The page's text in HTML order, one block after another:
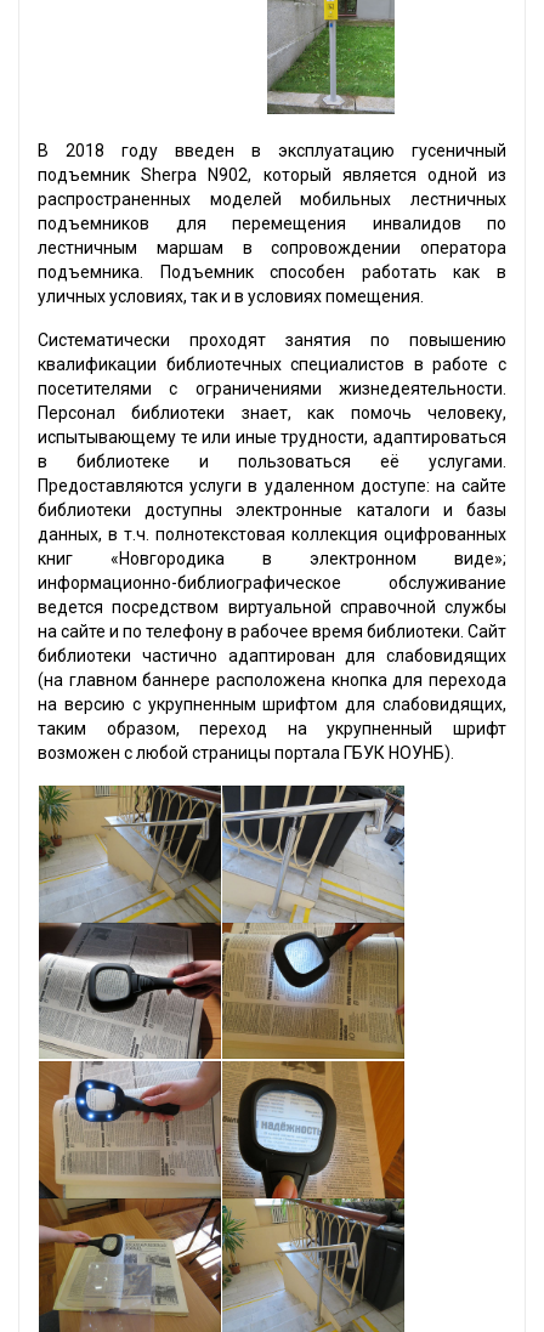
В 2018 году введен в эксплуатацию гусеничный
подъемник Sherpa N902, который является одной из
распространенных моделей мобильных лестничных
подъемников для перемещения инвалидов по
лестничным маршам в сопровождении оператора
подъемника. Подъемник способен работать как в
уличных условиях, так и в условиях помещения.
Систематически проходят занятия по повышению
квалификации библиотечных специалистов в работе с
посетителями с ограничениями жизнедеятельности.
Персонал библиотеки знает, как помочь человеку,
испытывающему те или иные трудности, адаптироваться
в библиотеке и пользоваться её услугами.
Предоставляются услуги в удаленном доступе: на сайте
библиотеки доступны электронные каталоги и базы
данных, в т.ч. полнотекстовая коллекция оцифрованных
книг «Новгородика в электронном виде»;
информационно-библиографическое обслуживание
ведется посредством виртуальной справочной службы
на сайте и по телефону в рабочее время библиотеки. Сайт
библиотеки частично адаптирован для слабовидящих
(на главном баннере расположена кнопка для перехода
на версию с укрупненным шрифтом для слабовидящих,
таким образом, переход на укрупненный шрифт
возможен с любой страницы портала ГБУК НОУНБ).